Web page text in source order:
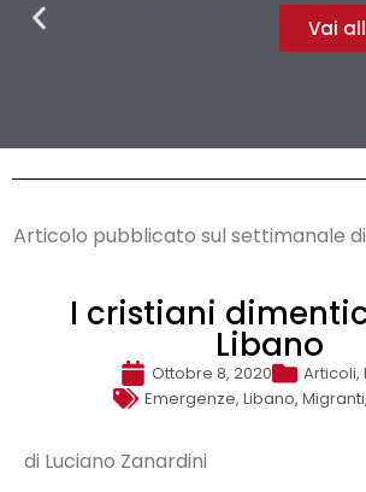
Vai
Articolo pubblicato sul settimanale
I cristiani
Libano
Ottobre 8, 2020 Articoli,
Emergenze, Libano, Migranti,
di Luciano Zanardini